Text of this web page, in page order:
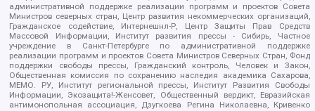
административной поддержке реализации программ и проектов Совета
Министров северных стран, Центр развития некоммерческих организаций,
Гражданское содействие, Интернешнл-Р, Центр Защиты Прав Средств
Массовой Информации, Институт развития прессы - Сибирь, Частное
учреждение в Санкт-Петербурге по административной поддержке
реализации программ и проектов Совета Министров Северных Стран, Фонд
поддержки свободы прессы, Гражданский контроль, Человек и Закон,
Общественная комиссия по сохранению наследия академика Сахарова,
МЕМО. РУ, Институт региональной прессы, Институт Развития Свободы
Информации, Экозащита!-Женсовет, Общественный вердикт, Евразийская
антимонопольная ассоциация, Дзугкоева Регина Николаевна, Кривенко